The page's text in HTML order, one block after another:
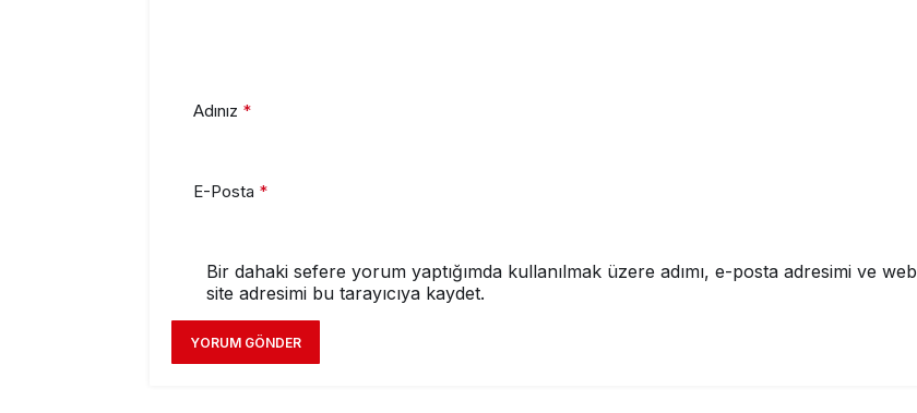
Adınız *
E-Posta *
Bir dahaki sefere yorum yaptığımda kullanılmak üzere adımı, e-posta adresimi ve web
site adresimi bu tarayıcıya kaydet.
YORUM GÖNDER